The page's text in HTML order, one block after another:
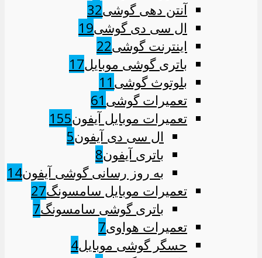
آنتن دهی گوشی32
ال سی دی گوشی19
اینترنت گوشی22
باتری گوشی موبایل17
بلوتوث گوشی11
تعمیرات گوشی61
تعمیرات موبایل آیفون155
ال سی دی آیفون5
باتری آیفون8
به روز رسانی گوشی آیفون14
تعمیرات موبایل سامسونگ27
باتری گوشی سامسونگ7
تعمیرات هواوی7
حسگر گوشی موبایل4